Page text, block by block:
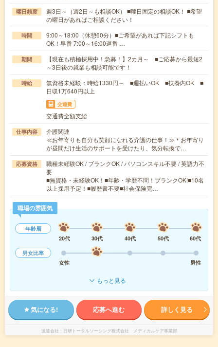
曜日頻度
週3日～（週2日～も相談OK） ■曜日固定の相談OK！ ■希望
の曜日があればご相談ください！
時間
9:00～18:00（休憩60分）■ご希望があれば下記シフトも
OK！早番 7:00～16:00遅番 …
期間
【現在も積極採用中！急募！】2カ月～ ■ご応募から最短2
～3日後の就業も相談可能です！
時給
無資格未経験：時給1330円～ ■週払いOK ■扶養内OK ■
日収1万640円以上
交通費
交通費全額支給
仕事内容
介護関連
≪お年寄りも自分も笑顔になれる介護の仕事！≫＊お年寄り
が昼間だけ生活のサポートを受けたり、気分転換で…
応募資格
職種未経験OK / ブランクOK / パソコンスキル不要 / 英語力不
要
■無資格・未経験OK！■年齢・学歴不問！ブランクOK!■10名
以上採用予定！■履歴書不要■社会保険完…
職場の雰囲気
年齢層
20代
30代 40代 50代
60代
男女比率
女性
男性
もっと見る
気になる! 応募へ進む 詳しく見る
派遣会社 日研トータルソーシング株式会社 メディカルケア事業部